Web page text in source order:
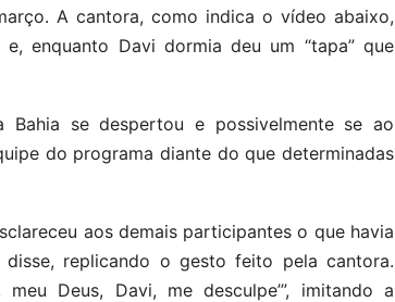
A cantora, como indica o vídeo abaixo,
enquanto Davi dormia deu um “tapa” que
se despertou e possivelmente se ao
do programa diante do que determinadas
aos demais participantes o que havia
replicando o gesto feito pela cantora.
Deus, Davi, me desculpe’”, imitando a